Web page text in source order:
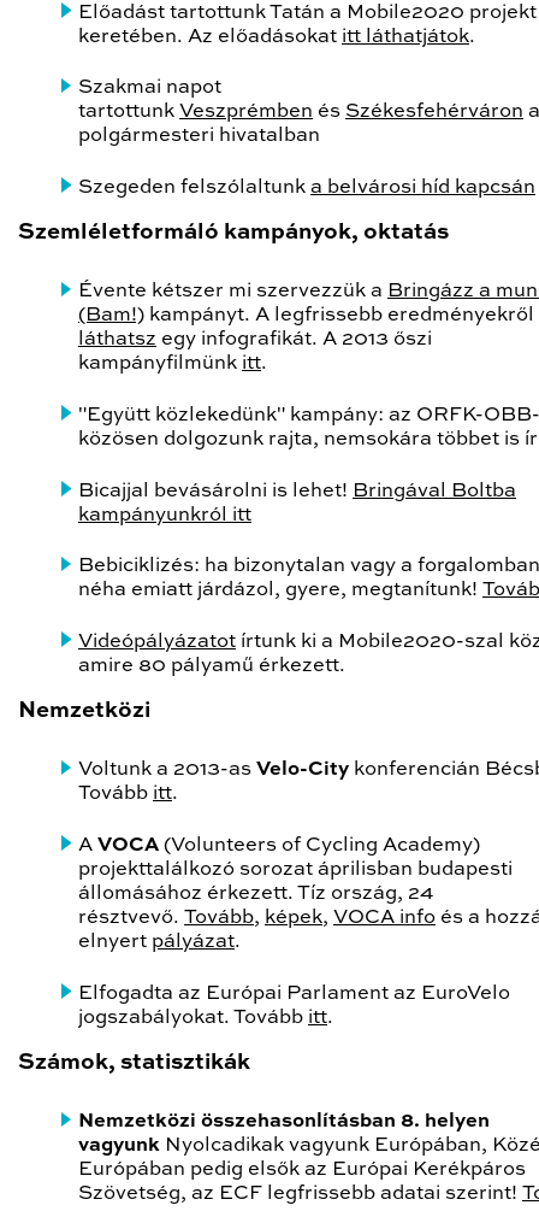
Előadást tartottunk Tatán a Mobile2020 projekt
keretében. Az előadásokat itt láthatjátok.
Szakmai napot
tartottunk Veszprémben és Székesfehérváron
polgármesteri hivatalban
Szegeden felszólaltunk a belvárosi híd kapcsán
Szemléletformáló kampányok, oktatás
Évente kétszer mi szervezzük a Bringázz a
(Bam!) kampányt. A legfrissebb eredményekről
láthatsz egy infografikát. A 2013 őszi
kampányfilmünk itt.
"Együtt közlekedünk" kampány: az ORFK-
közösen dolgozunk rajta, nemsokára többet is
Bicajjal bevásárolni is lehet! Bringával Boltba
kampányunkról itt
Bebiciklizés: ha bizonytalan vagy a
néha emiatt járdázol, gyere, megtanítunk!
Videópályázatot írtunk ki a Mobile2020-szal
amire 80 pályamű érkezett.
Nemzetközi
Voltunk a 2013-as Velo-City konferencián
Tovább itt.
A VOCA (Volunteers of Cycling Academy)
projekttalálkozó sorozat áprilisban budapesti
állomásához érkezett. Tíz ország, 24
résztvevő. Tovább, képek, VOCA info és a
elnyert pályázat.
Elfogadta az Európai Parlament az EuroVelo
jogszabályokat. Tovább itt.
Számok, statisztikák
Nemzetközi összehasonlításban 8. helyen
vagyunk Nyolcadikak vagyunk Európában,
Európában pedig elsők az Európai Kerékpáros
Szövetség, az ECF legfrissebb adatai szerint!